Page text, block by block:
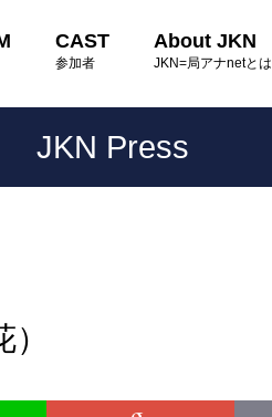
CAST
参加者
About JKN
JKN=局アナnetとは
JKN Press